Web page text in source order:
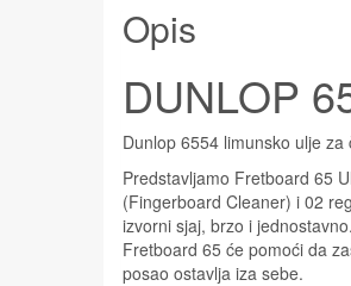
Opis
DUNLOP
Dunlop 6554 limunsko ulje
Predstavljamo Fretboard 65
(Fingerboard Cleaner) i 02
izvorni sjaj, brzo i
Fretboard 65 će pomoći da
posao ostavlja iza sebe.